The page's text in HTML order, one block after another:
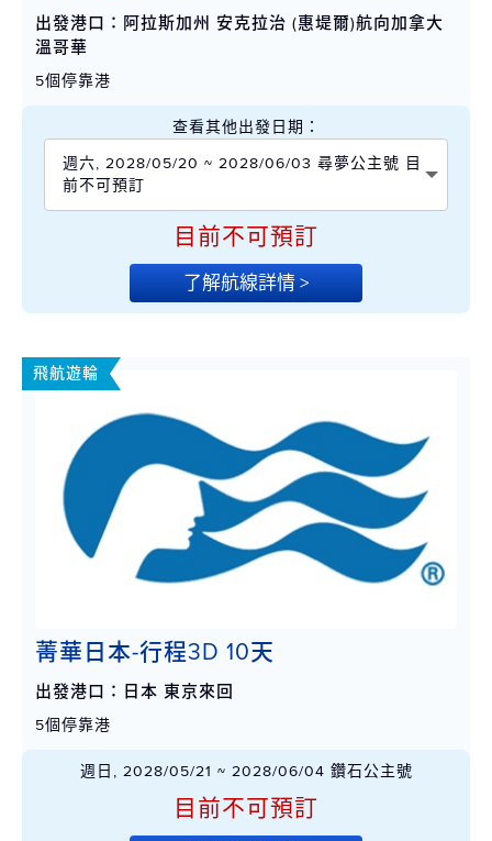
出發港口：阿拉斯加州 安克拉治 (惠堤爾)航向加拿大
溫哥華
5個停靠港
查看其他出發日期：
週六, 2028/05/20 ~ 2028/06/03 尋夢公主號 目
前不可預訂
目前不可預訂
了解航線詳情 >
飛航遊輪
菁華日本-行程3D 10天
出發港口：日本 東京來回
5個停靠港
週日, 2028/05/21 ~ 2028/06/04 鑽石公主號
目前不可預訂